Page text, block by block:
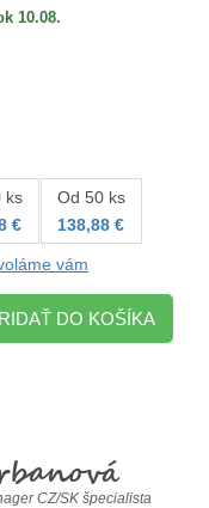
10.08.
ks
€
Od 50 ks
138,88 €
vám
DO KOŠÍKA
CZ/SK špecialista